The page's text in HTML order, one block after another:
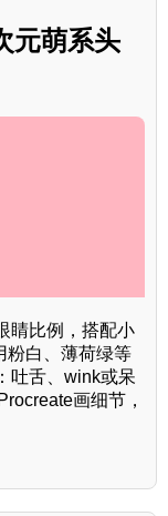
元萌系头
睛比例，搭配小
粉白、薄荷绿等
吐舌、wink或呆
画细节，